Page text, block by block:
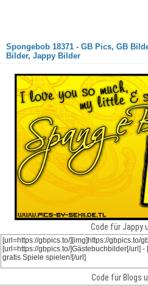
Spongebob 18371 - GB Pics, GB
Bilder, Jappy Bilder
Code für Jappy
Code für Blogs